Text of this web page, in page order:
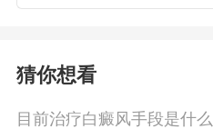
猜你想看
目前治疗白癜风手段是什么